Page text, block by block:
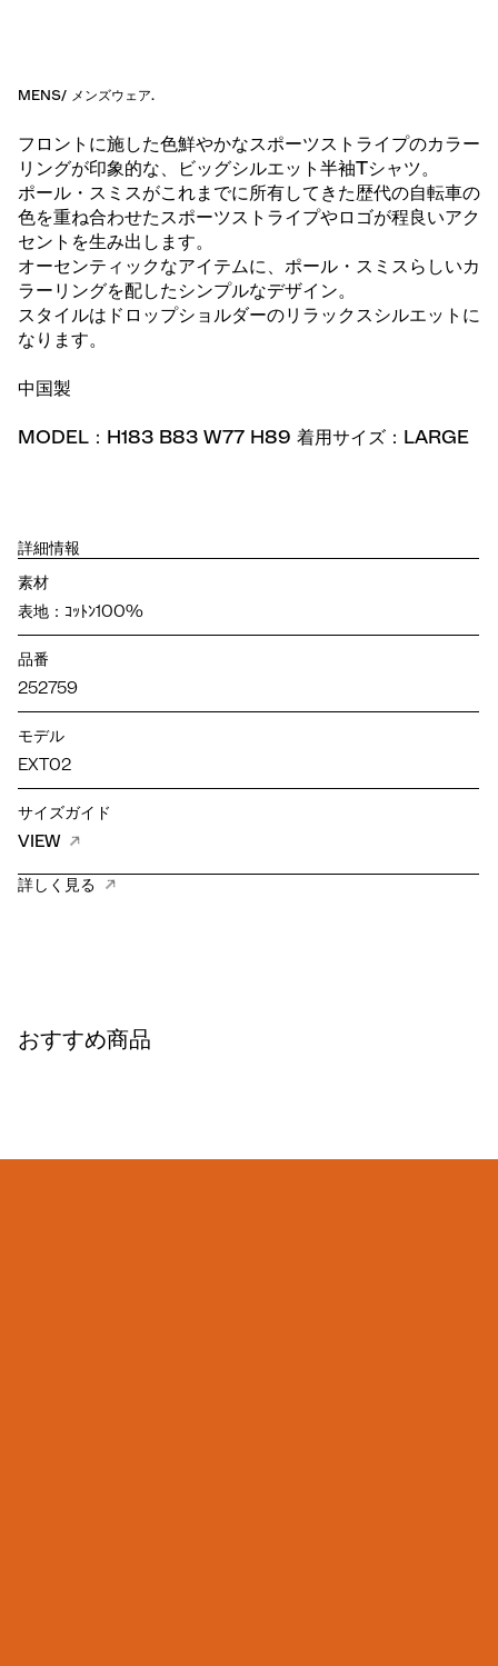
MENS/ メンズウェア.
フロントに施した色鮮やかなスポーツストライプのカラー
リングが印象的な、ビッグシルエット半袖Tシャツ。
ポール・スミスがこれまでに所有してきた歴代の自転車の
色を重ね合わせたスポーツストライプやロゴが程良いアク
セントを生み出します。
オーセンティックなアイテムに、ポール・スミスらしいカ
ラーリングを配したシンプルなデザイン。
スタイルはドロップショルダーのリラックスシルエットに
なります。
中国製
MODEL：H183 B83 W77 H89 着用サイズ：LARGE
詳細情報
素材
表地：ｺｯﾄﾝ100%
品番
252759
モデル
EXT02
サイズガイド
VIEW
詳しく見る
おすすめ商品